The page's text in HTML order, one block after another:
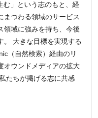
む」という志のもと、経
まつわる領域のサービス
領域に強みを持ち、今後
。 大きな目標を実現する
（自然検索）経由のリ
オウンドメディアの拡大
たちが掲げる志に共感